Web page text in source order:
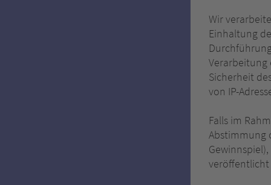
Wir
Einhaltung
Verarbeitung
Sicherheit
von IP-
Falls im
Abstimmung
veröffentlicht